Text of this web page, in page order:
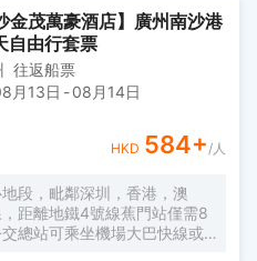
西式願景——Amazing（令人
），隱含着酒店將成為南沙
的美好期許。 酒店作為南沙
分，以“木棉花開，鴻翔海
地標之姿態，締造南沙“立足
踐範本。
金茂萬豪酒店】廣州南沙港
自由行套票
往返船票
月13日 -08月14日
HKD 584+ /人
段，毗鄰深圳，香港，澳
距離地鐵4號線蕉門站僅需8
總站可乘坐機場大巴快線或